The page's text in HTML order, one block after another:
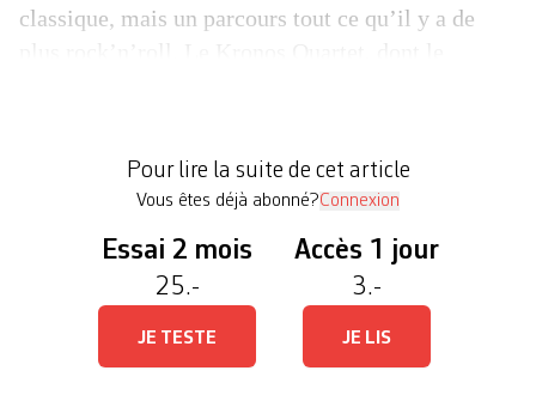
classique, mais un parcours tout ce qu’il y a de
notre temps avec l’assiduité inébranlable que […]
Pour lire la suite de cet article
Vous êtes déjà abonné?Connexion
Essai 2 mois
25.-
JE TESTE
Accès 1 jour
3.-
JE LIS